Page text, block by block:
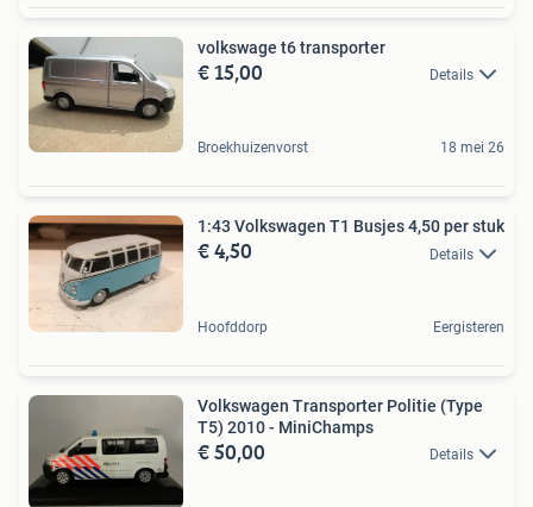
volkswage t6 transporter
€ 15,00 Details
Broekhuizenvorst 18 mei 26
1:43 Volkswagen T1 Busjes 4,50 per stuk
€ 4,50 Details
Hoofddorp Eergisteren
Volkswagen Transporter Politie (Type
T5) 2010 - MiniChamps
€ 50,00 Details